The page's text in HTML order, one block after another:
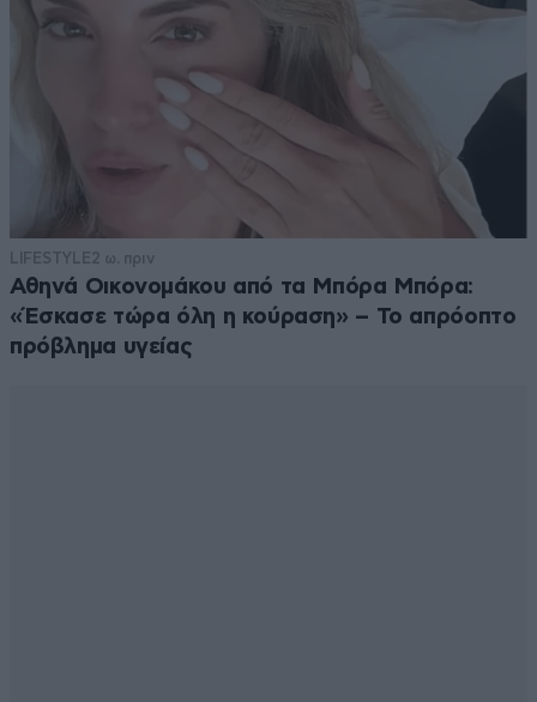
LIFESTYLE2 ω. πριν
Αθηνά Οικονομάκου από τα Μπόρα Μπόρα:
«Έσκασε τώρα όλη η κούραση» – Το απρόοπτο
πρόβλημα υγείας